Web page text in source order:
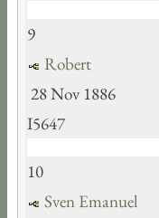
9
Robert
28 Nov 1886
I5647
10
Sven Emanuel